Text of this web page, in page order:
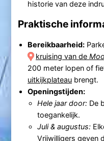
historie van deze
Praktische
Bereikbaarheid:
kruising van de
200 meter lopen of
uitkijkplateaubrengt.
Openingstijden:
Hele jaar door: De
toegankelijk.
Juli & augustus:
Vrijwilligers geven